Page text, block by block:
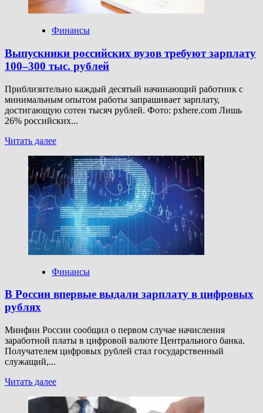
Финансы
Выпускники российских вузов требуют зарплату
100–300 тыс. рублей
Приблизительно каждый десятый начинающий работник с
минимальным опытом работы запрашивает зарплату,
достигающую сотен тысяч рублей. Фото: pxhere.com Лишь
26% российских...
Читать далееПрочитать
о
Выпускники
российских
вузов
требуют
зарплату
100–
300
тыс.
рублей
Финансы
В России впервые выдали зарплату в цифровых
рублях
Минфин России сообщил о первом случае начисления
заработной платы в цифровой валюте Центрального банка.
Получателем цифровых рублей стал государственный
служащий,...
Читать далееПрочитать